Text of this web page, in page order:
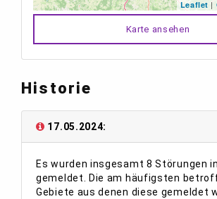
Leaflet |
Karte ansehen
Historie
17.05.2024:
Es wurden insgesamt 8 Störungen
gemeldet. Die am häufigsten
Gebiete aus denen diese gemeldet